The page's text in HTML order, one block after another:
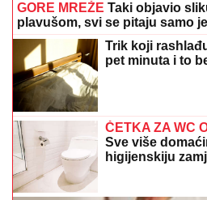
GORE MREŽE Taki objavio
plavušom, svi se pitaju samo
Trik koji
pet minuta i to
ČETKA ZA WC
Sve više
higijenskiju